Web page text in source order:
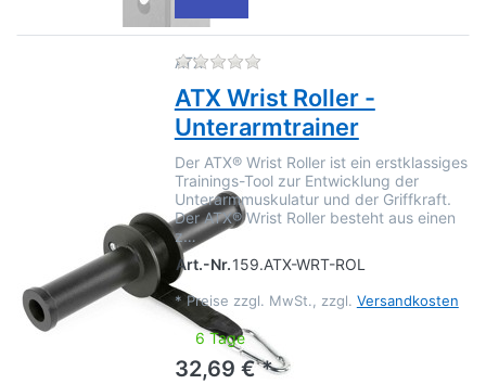
ATX Zu diesem Produkt liegen
ATX Wrist Roller -
Unterarmtrainer
Der ATX® Wrist Roller ist ein erstklassiges
Trainings-Tool zur Entwicklung der
Unterarmmuskulatur und der Griffkraft.
Der ATX® Wrist Roller besteht aus einen
z…
Art.-Nr.159.ATX-WRT-ROL
* Preise zzgl. MwSt., zzgl. Versandkosten
6 Tage
32,69 € *